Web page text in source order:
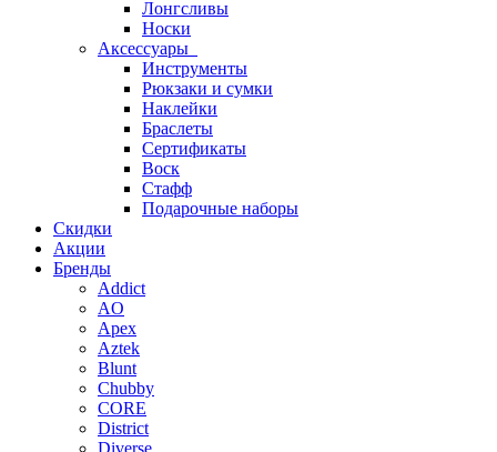
Лонгсливы
Носки
Аксессуары
Инструменты
Рюкзаки и сумки
Наклейки
Браслеты
Сертификаты
Воск
Стафф
Подарочные наборы
Скидки
Акции
Бренды
Addict
AO
Apex
Aztek
Blunt
Chubby
CORE
District
Diverse